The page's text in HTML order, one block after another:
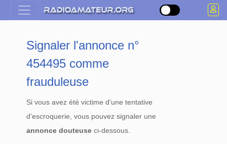
Signaler l'annonce n°
454495 comme
frauduleuse
Si vous avez été victime d'une tentative
d'escroquerie, vous pouvez signaler une
annonce douteuse ci-dessous.